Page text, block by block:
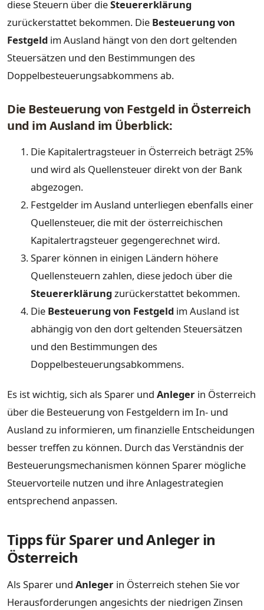
diese Steuern über dieSteuererklärung
zurückerstattet bekommen. Die Besteuerung von
Festgeld im Ausland hängt von den dort geltenden
Steuersätzen und den Bestimmungen des
Doppelbesteuerungsabkommens ab.
Die Besteuerung von Festgeld in Österreich
und im Ausland im Überblick:
Die Kapitalertragsteuer in Österreich beträgt 25%
und wird als Quellensteuer direkt von der Bank
abgezogen.
Festgelder im Ausland unterliegen ebenfalls einer
Quellensteuer, die mit der österreichischen
Kapitalertragsteuer gegengerechnet wird.
Sparer können in einigen Ländern höhere
Quellensteuern zahlen, diese jedoch über die
Steuererklärungzurückerstattet bekommen.
Die Besteuerung von Festgeld im Ausland ist
abhängig von den dort geltenden Steuersätzen
und den Bestimmungen des
Doppelbesteuerungsabkommens.
Es ist wichtig, sich als Sparer und Anleger in Österreich
über die Besteuerung von Festgeldern im In- und
Ausland zu informieren, um finanzielle Entscheidungen
besser treffen zu können. Durch das Verständnis der
Besteuerungsmechanismen können Sparer mögliche
Steuervorteile nutzen und ihre Anlagestrategien
entsprechend anpassen.
Tipps für Sparer und Anleger in
Österreich
Als Sparer und Anleger in Österreich stehen Sie vor
Herausforderungen angesichts der niedrigen Zinsen